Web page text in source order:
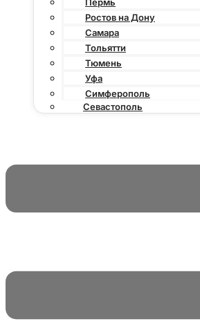
Ростов на Дону
Самара
Тольятти
Тюмень
Уфа
Симферополь
Севастополь